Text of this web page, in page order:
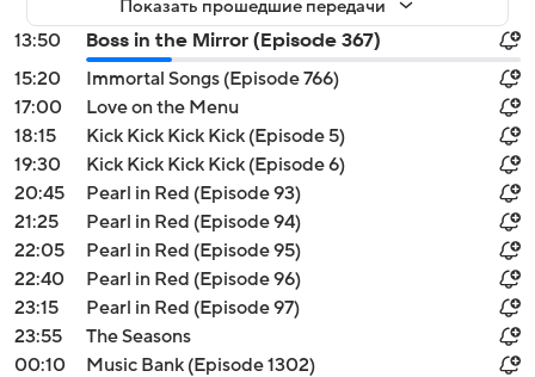
Показать прошедшие передачи
13:50
Boss in the Mirror (Episode 367)
15:20
Immortal Songs (Episode 766)
17:00
Love on the Menu
18:15
Kick Kick Kick Kick (Episode 5)
19:30
Kick Kick Kick Kick (Episode 6)
20:45
Pearl in Red (Episode 93)
21:25
Pearl in Red (Episode 94)
22:05
Pearl in Red (Episode 95)
22:40
Pearl in Red (Episode 96)
23:15
Pearl in Red (Episode 97)
23:55
The Seasons
00:10
Music Bank (Episode 1302)